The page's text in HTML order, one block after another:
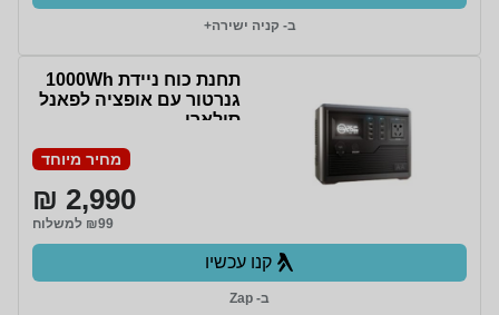
ב- קניה ישירה+
תחנת כוח ניידת 1000Wh
גנרטור עם אופציה לפאנל
סולארי
מחיר מיוחד
2,990 ₪
₪99 למשלוח
קנו עכשיו
ב- Zap